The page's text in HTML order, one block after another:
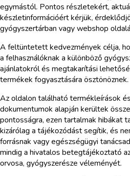
egymástól. Pontos részletekért,
készletinformációért kérjük,
gyógyszertárban vagy webshop
A feltüntetett kedvezmények célja,
a felhasználóknak a különböző
ajánlatokról és megtakarítási
termékek fogyasztására ösztönöznek.
Az oldalon található termékleírások
dokumentumok alapján kerültek
pontosságra, ezen tartalmak hibákat
kizárólag a tájékozódást segítik, és
forrásnak vagy egészségügyi
mindig a hivatalos betegtájékoztató
orvosa, gyógyszerésze véleményét.